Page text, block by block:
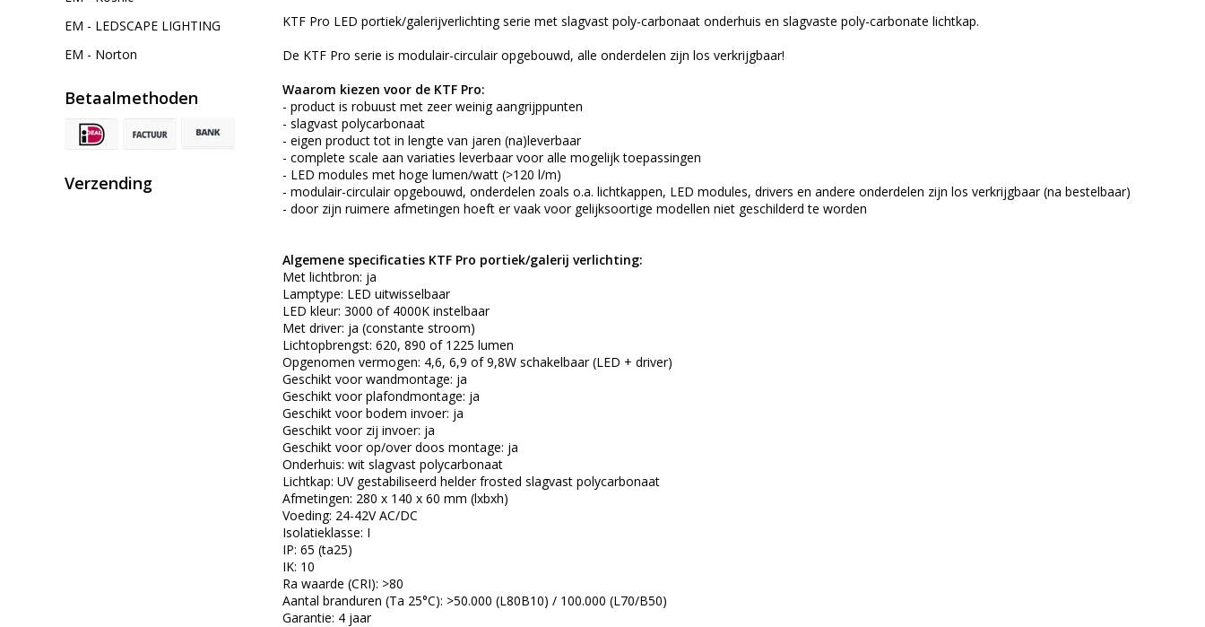
EM - LEDSCAPE LIGHTING
EM - Norton
Betaalmethoden
Verzending
KTF Pro LED portiek/galerijverlichting serie met slagvast poly-carbonaat onderhuis en slagvaste poly-carbonate lichtkap.
De KTF Pro serie is modulair-circulairopgebouwd, alle onderdelen zijn los verkrijgbaar!
Waarom kiezen voor de KTF Pro:
- product is robuust met zeer weinig aangrijppunten
- slagvast polycarbonaat
- eigen product tot in lengte van jaren (na)leverbaar
- complete scale aan variaties leverbaar voor alle mogelijk toepassingen
- LED modules met hoge lumen/watt (>120 l/m)
- modulair-circulair opgebouwd, onderdelen zoals o.a. lichtkappen, LED modules, drivers en andere onderdelen zijn los verkrijgbaar (na bestelbaar)
- door zijn ruimere afmetingen hoeft er vaak voor gelijksoortige modellen niet geschilderd te worden
Algemene specificaties KTF Pro portiek/galerij verlichting:
Met lichtbron: ja
Lamptype: LED uitwisselbaar
LED kleur: 3000 of 4000K instelbaar
Met driver: ja (constante stroom)
Lichtopbrengst: 620, 890 of 1225 lumen
Opgenomen vermogen: 4,6, 6,9 of 9,8W schakelbaar (LED + driver)
Geschikt voor wandmontage: ja
Geschikt voor plafondmontage: ja
Geschikt voor bodem invoer: ja
Geschikt voor zij invoer: ja
Geschikt voor op/over doos montage: ja
Onderhuis: wit slagvast polycarbonaat
Lichtkap: UV gestabiliseerd helder frosted slagvast polycarbonaat
Afmetingen: 280 x 140 x 60 mm (lxbxh)
Voeding: 24-42V AC/DC
Isolatieklasse: I
IP: 65 (ta25)
IK: 10
Ra waarde (CRI): >80
Aantal branduren (Ta 25°C): >50.000 (L80B10) / 100.000 (L70/B50)
Garantie: 4 jaar